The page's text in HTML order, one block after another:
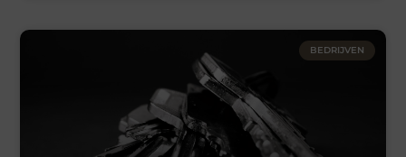
BEDRIJVEN